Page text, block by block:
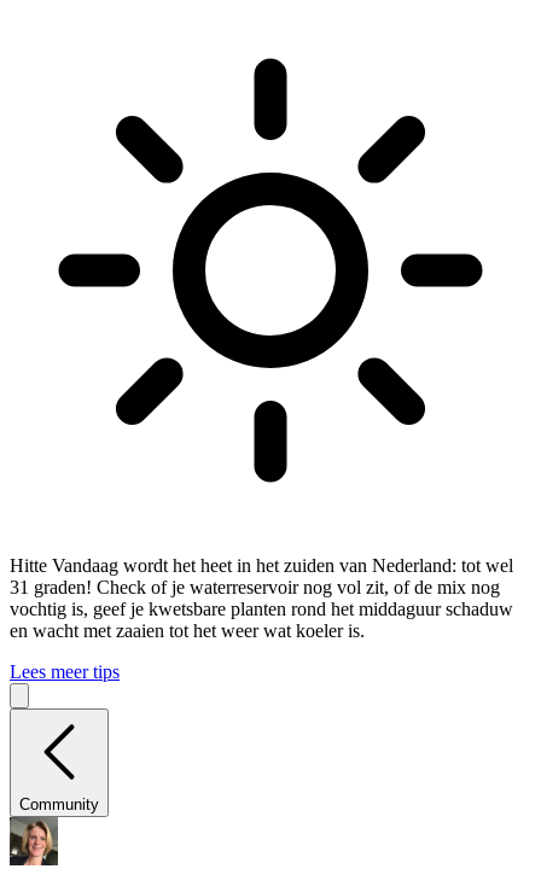
Hitte Vandaag wordt het heet in het zuiden van Nederland: tot wel
31 graden! Check of je waterreservoir nog vol zit, of de mix nog
vochtig is, geef je kwetsbare planten rond het middaguur schaduw
en wacht met zaaien tot het weer wat koeler is.
Lees meer tips
Community